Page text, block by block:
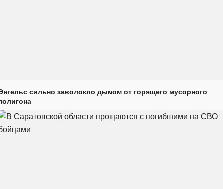
сильно заволокло дымом от горящего мусорного